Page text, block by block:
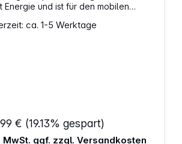
Energie und ist für den mobilen
Mit einer Nennspannung von
Kapazität von 2.900 mAh steht eine
für eine unauffällige
von ca. 564 g
mobilen Einsatz ohne hohe
Zusatzlast Kompatibel mit: Godox AD800 Pro
ca. 1-5 Werktage
€ (19.13% gespart)
MwSt. ggf. zzgl. Versandkosten